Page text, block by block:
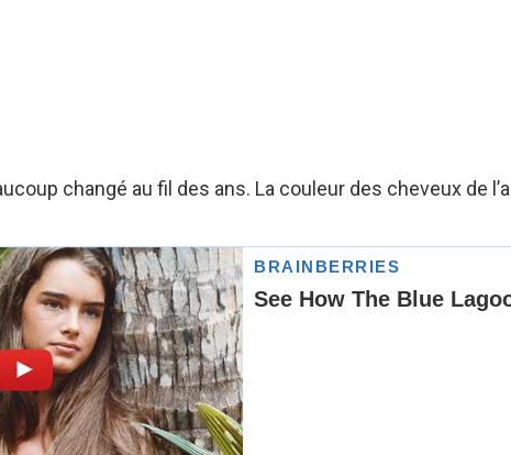
changé au fil des ans. La couleur des cheveux